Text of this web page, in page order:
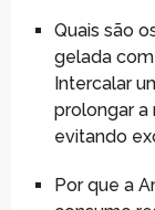
Quais são
gelada
Intercalar
prolongar a
evitando
Por que a